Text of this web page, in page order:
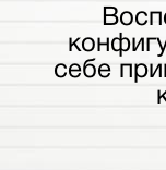
себе